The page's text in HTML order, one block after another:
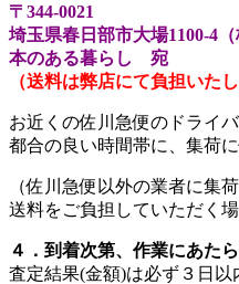
〒344-0021
埼玉県春日部市大場1100-4
本のある暮らし 宛
（送料は弊店にて負担いたし
お近くの佐川急便のドライ
都合の良い時間帯に、集荷に
（佐川急便以外の業者に集
送料をご負担していただく
４．到着次第、作業にあた
査定結果(金額)は必ず３日以